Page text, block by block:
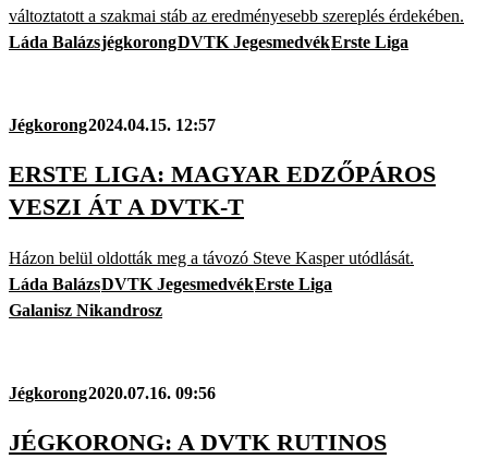
változtatott a szakmai stáb az eredményesebb szereplés érdekében.
Láda BalázsjégkorongDVTK JegesmedvékErste Liga
Jégkorong2024.04.15. 12:57
ERSTE LIGA: MAGYAR EDZŐPÁROS
VESZI ÁT A DVTK-T
Házon belül oldották meg a távozó Steve Kasper utódlását.
Láda BalázsDVTK JegesmedvékErste Liga
Galanisz Nikandrosz
Jégkorong2020.07.16. 09:56
JÉGKORONG: A DVTK RUTINOS